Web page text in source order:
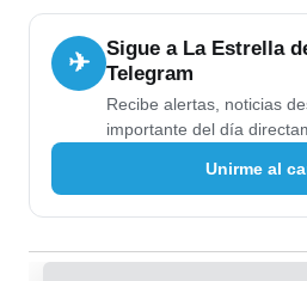
✈
Sigue a La Estrella
Telegram
Recibe alertas, noticias
importante del día
Unirme al